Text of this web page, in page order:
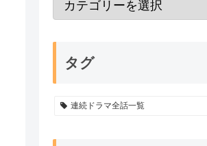
タグ
連続ドラマ全話一覧